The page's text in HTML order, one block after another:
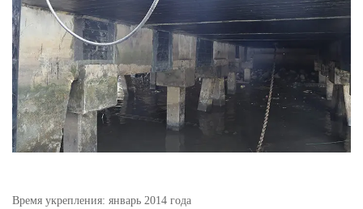
Время укрепления: январь 2014 года